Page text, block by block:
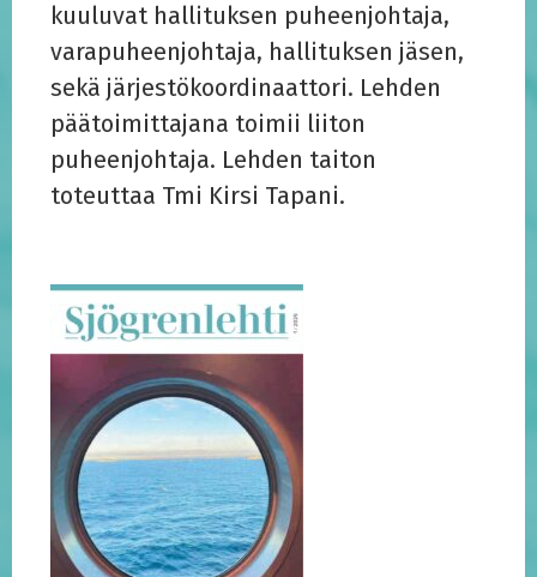
kuuluvat hallituksen puheenjohtaja,
varapuheenjohtaja, hallituksen jäsen,
sekä järjestökoordinaattori. Lehden
päätoimittajana toimii liiton
puheenjohtaja. Lehden taiton
toteuttaa Tmi Kirsi Tapani.